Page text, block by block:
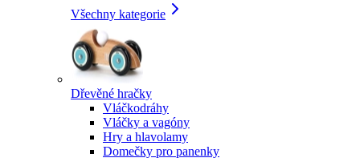
Všechny kategorie
Dřevěné hračky
Vláčkodráhy
Vláčky a vagóny
Hry a hlavolamy
Domečky pro panenky